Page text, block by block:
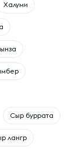
Халуми
Сыр буррата
лангр